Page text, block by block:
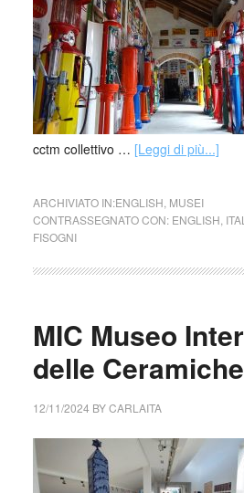
cctm collettivo … [Leggi di più...]
ARCHIVIATO IN:ENGLISH MUSEI
CONTRASSEGNATO CON: ENGLISH
FISOGNI
MIC Museo
delle Ceramiche
12/11/2024 BYCARLAITA